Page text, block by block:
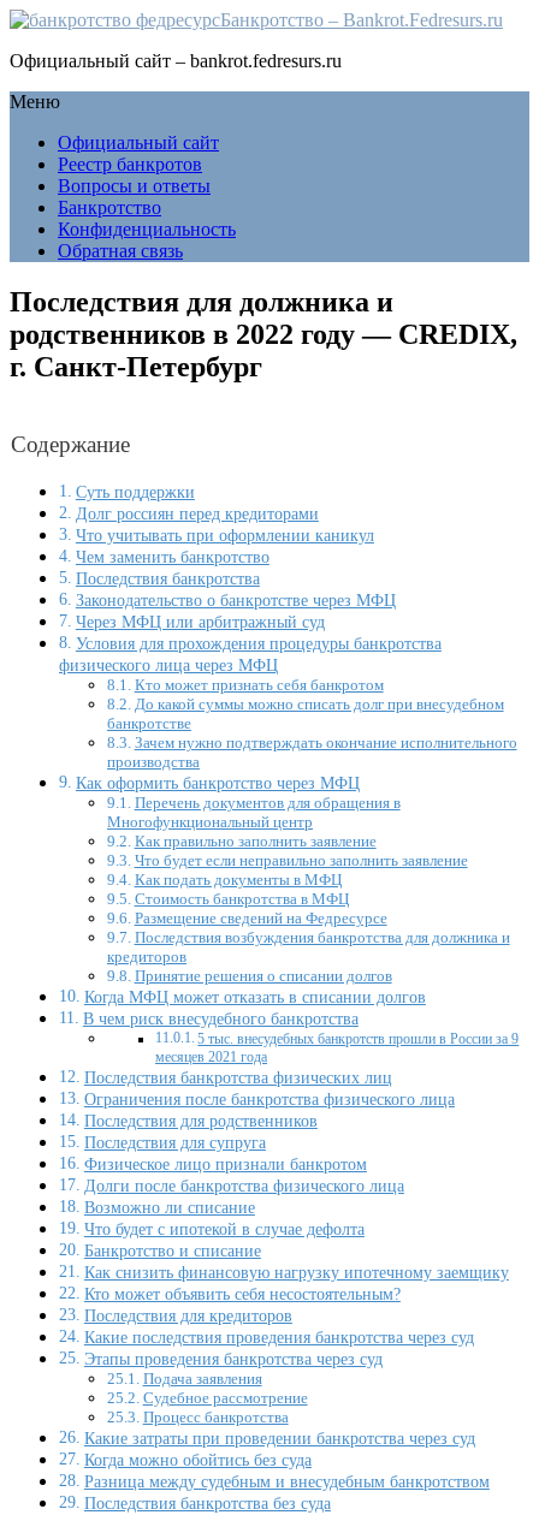
Банкротство – Bankrot.Fedresurs.ru
Официальный сайт – bankrot.fedresurs.ru
Меню
Официальный сайт
Реестр банкротов
Вопросы и ответы
Банкротство
Конфиденциальность
Обратная связь
Последствия для должника и
родственников в 2022 году — CREDIX,
г. Санкт-Петербург
Содержание
Суть поддержки
Долг россиян перед кредиторами
Что учитывать при оформлении каникул
Чем заменить банкротство
Последствия банкротства
Законодательство о банкротстве через МФЦ
Через МФЦ или арбитражный суд
Условия для прохождения процедуры банкротства
физического лица через МФЦ
Кто может признать себя банкротом
До какой суммы можно списать долг при внесудебном
банкротстве
Зачем нужно подтверждать окончание исполнительного
производства
Как оформить банкротство через МФЦ
Перечень документов для обращения в
Многофункциональный центр
Как правильно заполнить заявление
Что будет если неправильно заполнить заявление
Как подать документы в МФЦ
Стоимость банкротства в МФЦ
Размещение сведений на Федресурсе
Последствия возбуждения банкротства для должника и
кредиторов
Принятие решения о списании долгов
Когда МФЦ может отказать в списании долгов
В чем риск внесудебного банкротства
5 тыс. внесудебных банкротств прошли в России за 9
месяцев 2021 года
Последствия банкротства физических лиц
Ограничения после банкротства физического лица
Последствия для родственников
Последствия для супруга
Физическое лицо признали банкротом
Долги после банкротства физического лица
Возможно ли списание
Что будет с ипотекой в случае дефолта
Банкротство и списание
Как снизить финансовую нагрузку ипотечному заемщику
Кто может объявить себя несостоятельным?
Последствия для кредиторов
Какие последствия проведения банкротства через суд
Этапы проведения банкротства через суд
Подача заявления
Судебное рассмотрение
Процесс банкротства
Какие затраты при проведении банкротства через суд
Когда можно обойтись без суда
Разница между судебным и внесудебным банкротством
Последствия банкротства без суда